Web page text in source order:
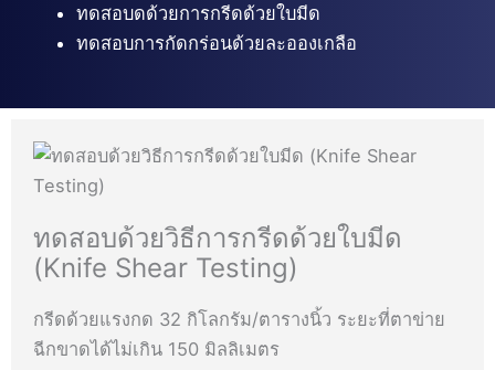
ทดสอบดด้วยการกรีดด้วยใบมีด
ทดสอบการกัดกร่อนด้วยละอองเกลือ
ทดสอบด้วยวิธีการกรีดด้วยใบมีด
(Knife Shear Testing)
กรีดด้วยแรงกด 32 กิโลกรัม/ตารางนิ้ว ระยะที่ตาข่าย
ฉีกขาดได้ไม่เกิน 150 มิลลิเมตร​